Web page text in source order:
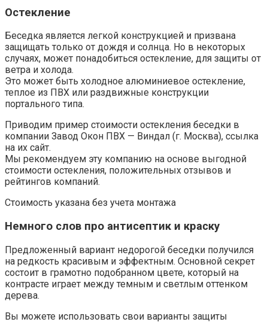
Остекление
Беседка является легкой конструкцией и призвана
защищать только от дождя и солнца. Но в некоторых
случаях, может понадобиться остекление, для защиты от
ветра и холода.
Это может быть холодное алюминиевое остекление,
теплое из ПВХ или раздвижные конструкции
портального типа.
Приводим пример стоимости остекления беседки в
компании Завод Окон ПВХ — Виндал (г. Москва), ссылка
на их сайт.
Мы рекомендуем эту компанию на основе выгодной
стоимости остекления, положительных отзывов и
рейтингов компаний.
Стоимость указана без учета монтажа
Немного слов про антисептик и краску
Предложенный вариант недорогой беседки получился
на редкость красивым и эффектным. Основной секрет
состоит в грамотно подобранном цвете, который на
контрасте играет между темным и светлым оттенком
дерева.
Вы можете использовать свои варианты защиты